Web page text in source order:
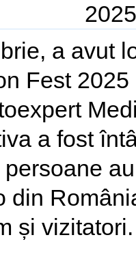
a avut
Fest
a fost
din
și